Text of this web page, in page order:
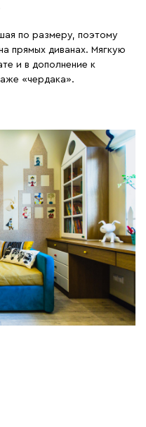
по размеру, поэтому
прямых диванах. Мягкую
и в дополнение к
«чердака».